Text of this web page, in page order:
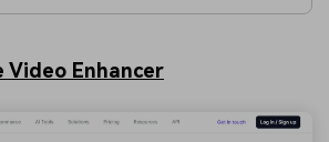
Video Enhancer